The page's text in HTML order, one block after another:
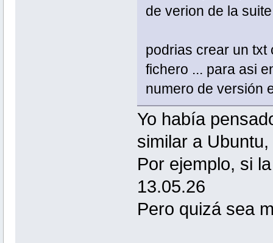
de verion de la
podrias crear un txt
fichero ... para asi
numero de versión
Yo había
similar a
Por ejemplo, si
13.05.26
Pero quizá sea